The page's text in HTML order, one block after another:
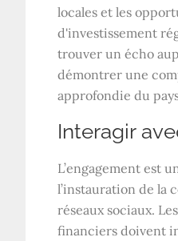
locales et les
d'investissement
trouver un écho
démontrer une
approfondie du
Interagir
L’engagement est
l’instauration de la
réseaux sociaux.
financiers doivent